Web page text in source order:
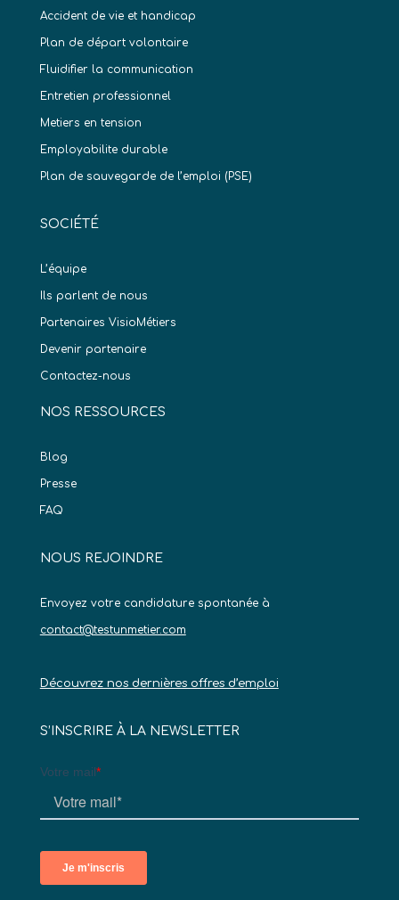
Accident de vie et handicap
Plan de départ volontaire
Fluidifier la communication
Entretien professionnel
Metiers en tension
Employabilite durable
Plan de sauvegarde de l’emploi (PSE)
SOCIÉTÉ
L’équipe
Ils parlent de nous
Partenaires VisioMétiers
Devenir partenaire
Contactez-nous
NOS RESSOURCES
Blog
Presse
FAQ
NOUS REJOINDRE
Envoyez votre candidature spontanée à
contact@testunmetier.com
Découvrez nos dernières offres d’emploi
S’INSCRIRE À LA NEWSLETTER